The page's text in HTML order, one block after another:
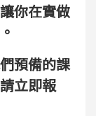
你在實做
預備的課
立即報